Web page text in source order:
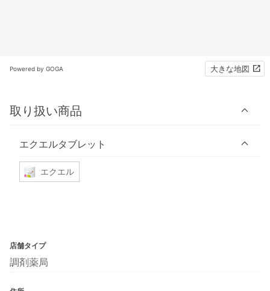
Powered by GOGA 大きな地図
取り扱い商品
エクエルタブレット
エクエル
店舗タイプ
調剤薬局